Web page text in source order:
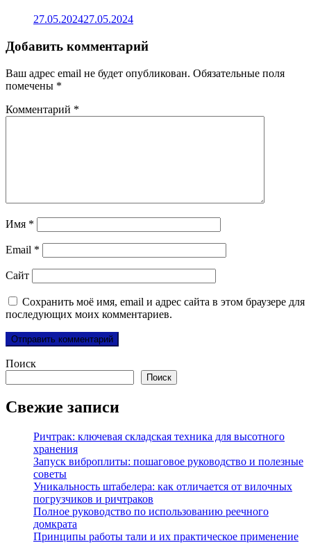
27.05.202427.05.2024
Добавить комментарий
Ваш адрес email не будет опубликован. Обязательные поля
помечены *
Комментарий *
Имя *
Email *
Сайт
Сохранить моё имя, email и адрес сайта в этом браузере для
последующих моих комментариев.
Поиск
Поиск
Свежие записи
Ричтрак: ключевая складская техника для высотного
хранения
Запуск виброплиты: пошаговое руководство и полезные
советы
Уникальность штабелера: как отличается от вилочных
погрузчиков и ричтраков
Полное руководство по использованию реечного
домкрата
Принципы работы тали и их практическое применение